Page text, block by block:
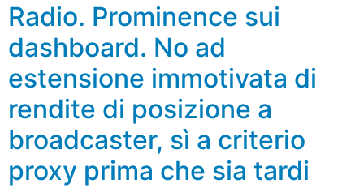
Radio. Prominence sui
dashboard. No ad
estensione immotivata di
rendite di posizione a
broadcaster, sì a criterio
proxy prima che sia tardi